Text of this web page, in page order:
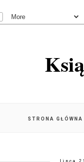
STRONA GŁÓWNA
lipca